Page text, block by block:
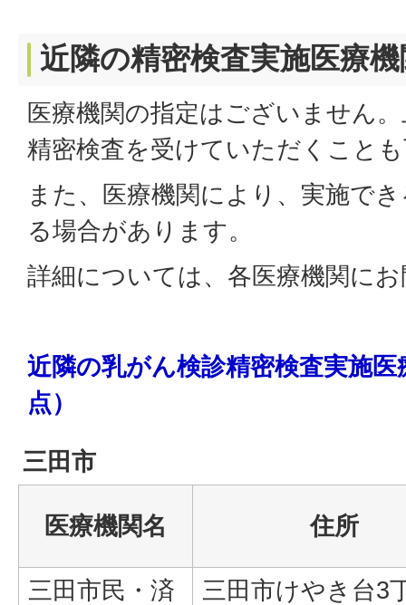
近隣の精密検査実施医療
医療機関の指定はございません
精密検査を受けていただくこと
また、医療機関により、実施で
る場合があります。
詳細については、各医療機関に
近隣の乳がん検診精密検査実施
点）
三田市
医療機関名 住所
三田市民・済
三田市けやき台3